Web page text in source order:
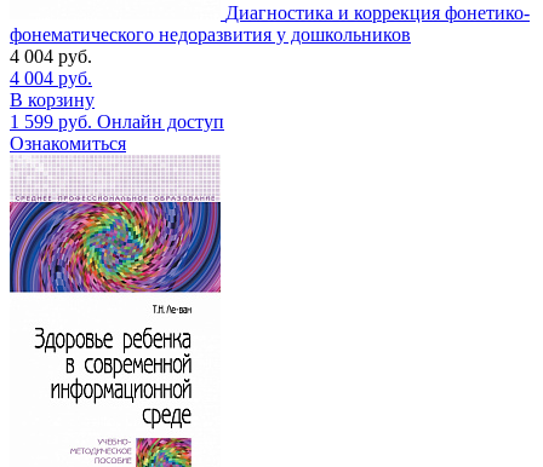
Диагностика и коррекция фонетико-
фонематического недоразвития у дошкольников
4 004 руб.
4 004 руб.
В корзину
1 599 руб. Онлайн доступ
Ознакомиться